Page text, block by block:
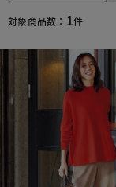
対象商品数： 1件